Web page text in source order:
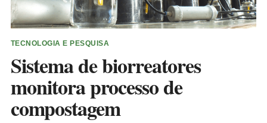
TECNOLOGIA E PESQUISA
Sistema de biorreatores
monitora processo de
compostagem